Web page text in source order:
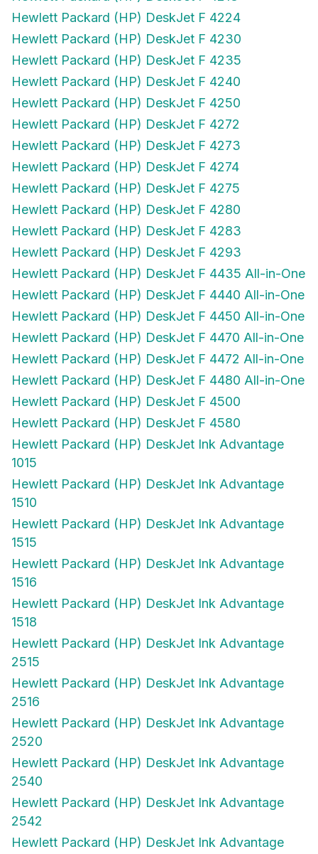
Hewlett Packard (HP) DeskJet F 4224
Hewlett Packard (HP) DeskJet F 4230
Hewlett Packard (HP) DeskJet F 4235
Hewlett Packard (HP) DeskJet F 4240
Hewlett Packard (HP) DeskJet F 4250
Hewlett Packard (HP) DeskJet F 4272
Hewlett Packard (HP) DeskJet F 4273
Hewlett Packard (HP) DeskJet F 4274
Hewlett Packard (HP) DeskJet F 4275
Hewlett Packard (HP) DeskJet F 4280
Hewlett Packard (HP) DeskJet F 4283
Hewlett Packard (HP) DeskJet F 4293
Hewlett Packard (HP) DeskJet F 4435 All-in-One
Hewlett Packard (HP) DeskJet F 4440 All-in-One
Hewlett Packard (HP) DeskJet F 4450 All-in-One
Hewlett Packard (HP) DeskJet F 4470 All-in-One
Hewlett Packard (HP) DeskJet F 4472 All-in-One
Hewlett Packard (HP) DeskJet F 4480 All-in-One
Hewlett Packard (HP) DeskJet F 4500
Hewlett Packard (HP) DeskJet F 4580
Hewlett Packard (HP) DeskJet Ink Advantage
Hewlett Packard (HP) DeskJet Ink Advantage
Hewlett Packard (HP) DeskJet Ink Advantage
Hewlett Packard (HP) DeskJet Ink Advantage
Hewlett Packard (HP) DeskJet Ink Advantage
Hewlett Packard (HP) DeskJet Ink Advantage
Hewlett Packard (HP) DeskJet Ink Advantage
Hewlett Packard (HP) DeskJet Ink Advantage
Hewlett Packard (HP) DeskJet Ink Advantage
Hewlett Packard (HP) DeskJet Ink Advantage
Hewlett Packard (HP) DeskJet Ink Advantage